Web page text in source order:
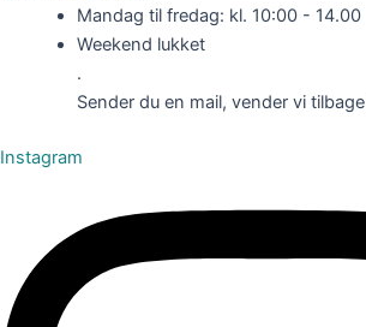
Mandag til fredag: kl. 10:00 - 14.00
Weekend lukket
.
Sender du en mail, vender vi
Instagram